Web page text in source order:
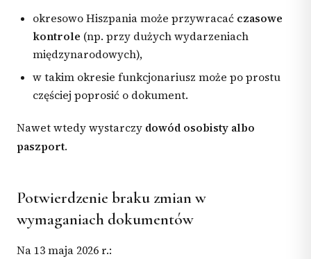
okresowo Hiszpania może przywracać czasowe
kontrole (np. przy dużych wydarzeniach
międzynarodowych),
w takim okresie funkcjonariusz może po prostu
częściej poprosić o dokument.
Nawet wtedy wystarczy dowód osobisty albo
paszport.
Potwierdzenie braku zmian w
wymaganiach dokumentów
Na 13 maja 2026 r.: